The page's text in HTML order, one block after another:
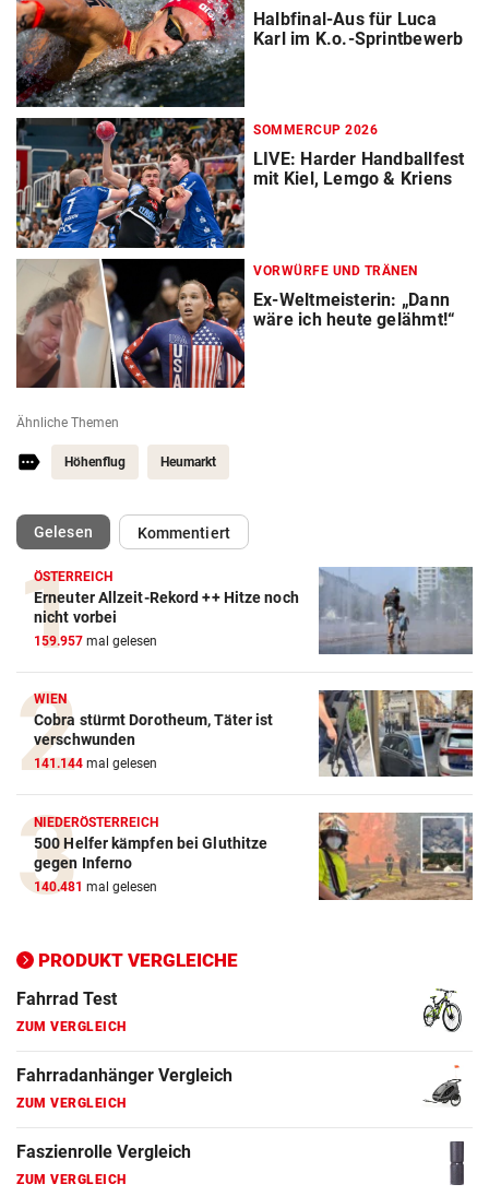
Halbfinal-Aus für Luca
Karl im K.o.-Sprintbewerb
SOMMERCUP 2026
LIVE: Harder Handballfest
mit Kiel, Lemgo & Kriens
VORWÜRFE UND TRÄNEN
Ex-Weltmeisterin: „Dann
wäre ich heute gelähmt!“
Ähnliche Themen
Höhenflug Heumarkt
Gelesen(ausgewählt)Kommentiert
ÖSTERREICH
Erneuter Allzeit-Rekord ++ Hitze noch
nicht vorbei
159.957 mal gelesen
WIEN
Cobra stürmt Dorotheum, Täter ist
verschwunden
141.144 mal gelesen
NIEDERÖSTERREICH
500 Helfer kämpfen bei Gluthitze
gegen Inferno
140.481 mal gelesen
PRODUKT VERGLEICHE
Action-Cam Vergleich
ZUM VERGLEICH
Crosstrainer Vergleich
E-Bike Vergleich
ZUM VERGLEICH
ZUM VERGLEICH
Fahrrad Test
ZUM VERGLEICH
Fahrradanhänger Vergleich
ZUM VERGLEICH